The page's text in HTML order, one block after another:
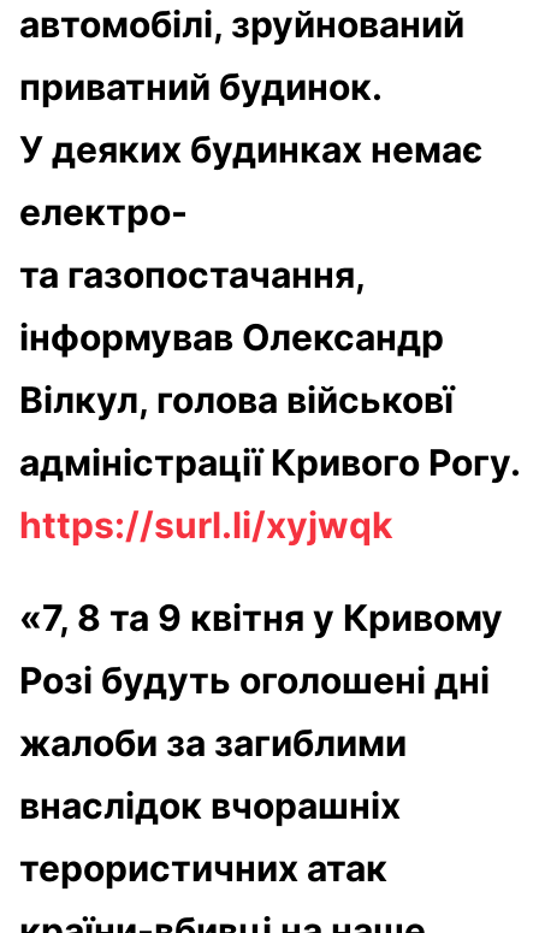
автомобілі, зруйнований
приватний будинок.
У деяких будинках немає
електро-
та газопостачання,
інформував Олександр
Вілкул, голова військовї
адміністрації Кривого Рогу.
https://surl.li/xyjwqk
«7, 8 та 9 квітня у Кривому
Розі будуть оголошені дні
жалоби за загиблими
внаслідок вчорашніх
терористичних атак